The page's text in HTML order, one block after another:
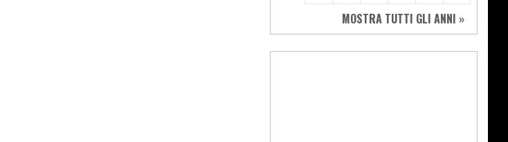
MOSTRA TUTTI GLI ANNI »